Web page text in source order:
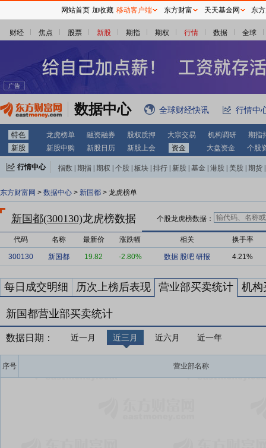
财经 焦点 股票 新股 期指 期权 行情 数据 全球
数据中心 全球财经快讯 行情中
特色 龙虎榜单 融资融券 股权质押 大宗交易 机构调研
期指
新股
新股申购 新股日历 新股上会 资金 大盘资金 个股
行情中心 指数 期指 期权 个股 板块 排行 新股 基金 港股 美股 期货
东方财富网 > 数据中心 > 新国都 > 龙虎榜单
新国都(300130)龙虎榜数据 个股龙虎榜数据：
代码 名称 最新价 涨跌幅 相关 换手率
300130 新国都 19.82 -2.80% 数据 股吧 研报 4.21%
每日成交明细 历次上榜后表现 营业部买卖统计 机构
新国都营业部买卖统计
数据日期： 近一月 近三月 近六月 近一年
序号 营业部名称
网站首页 加收藏 移动客户端 东方财富 天天基金网 东